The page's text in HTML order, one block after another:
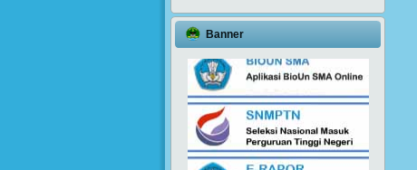
Banner